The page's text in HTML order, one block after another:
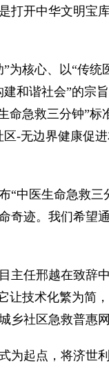
打开中华文明宝
为核心、以“传
和谐社会”的宗
命急救三分钟”
-无边界健康促
“中医生命急救
奇迹。我们希望
主任邢越在致辞
让技术化繁为简
乡社区急救普惠
为起点，将济世